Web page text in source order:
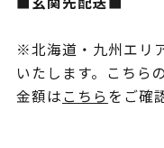
※北海道・九州エリ
いたします。こちら
金額はこちらをご確